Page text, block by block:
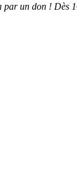
par un don ! Dès